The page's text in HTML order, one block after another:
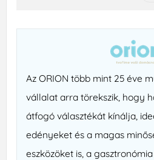
Az ORION több mint 25 éve
vállalat arra törekszik, hogy
átfogó választékát kínálja,
edényeket és a magas
eszközöket is, a